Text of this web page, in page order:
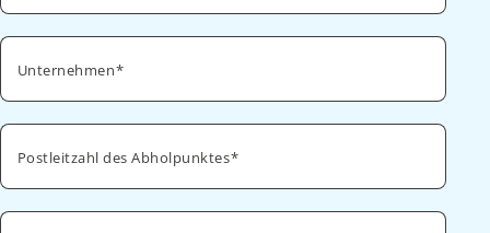
Unternehmen
Postleitzahl des Abholpunktes